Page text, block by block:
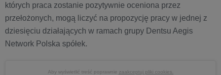
których praca zostanie pozytywnie oceniona przez
przełożonych, mogą liczyć na propozycję pracy w jednej z
dziesięciu działających w ramach grupy Dentsu Aegis
Network Polska spółek.
Aby wyświetlić treść poprawnie zaakceptuj pliki cookies.